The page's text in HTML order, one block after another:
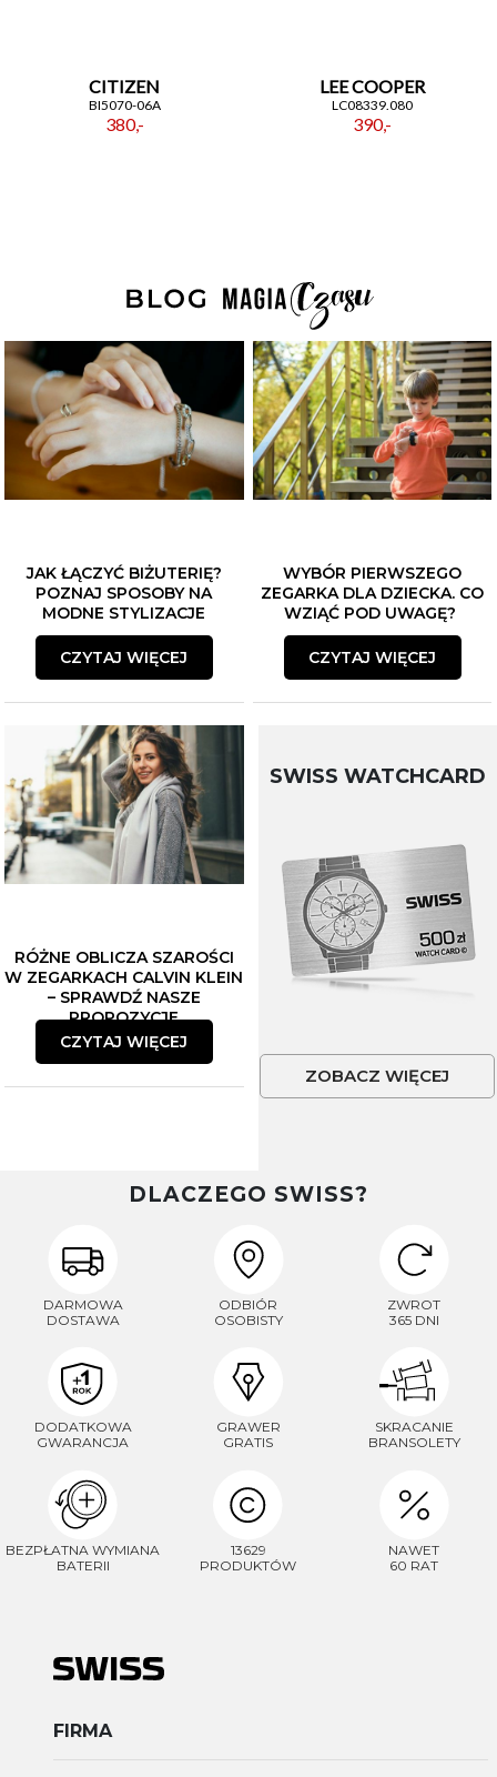
CITIZEN
BI5070-06A
380,-
LEE COOPER
LC08339.080
390,-
JAK ŁĄCZYĆ BIŻUTERIĘ?
POZNAJ SPOSOBY NA
MODNE STYLIZACJE
CZYTAJ WIĘCEJ
WYBÓR PIERWSZEGO
ZEGARKA DLA DZIECKA. CO
WZIĄĆ POD UWAGĘ?
CZYTAJ WIĘCEJ
RÓŻNE OBLICZA SZAROŚCI
W ZEGARKACH CALVIN KLEIN
– SPRAWDŹ NASZE
PROPOZYCJE
CZYTAJ WIĘCEJ
SWISS WATCHCARD
ZOBACZ WIĘCEJ
DLACZEGO SWISS?
DARMOWA
DOSTAWA
ODBIÓR
OSOBISTY
ZWROT
365 DNI
DODATKOWA
GWARANCJA
GRAWER
GRATIS
SKRACANIE
BRANSOLETY
BEZPŁATNA WYMIANA
BATERII
13629
PRODUKTÓW
NAWET
60 RAT
FIRMA